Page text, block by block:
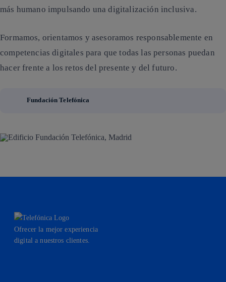
más humano impulsando una digitalización inclusiva.
Formamos, orientamos y asesoramos responsablemente en
competencias digitales para que todas las personas puedan
hacer frente a los retos del presente y del futuro.
Fundación Telefónica
Ofrecer la mejor experiencia
digital a nuestros clientes.